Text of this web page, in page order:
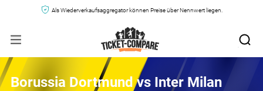
Als Wiederverkaufsaggregator können Preise über Nennwert liegen.
Borussia Dortmund vs Inter Milan